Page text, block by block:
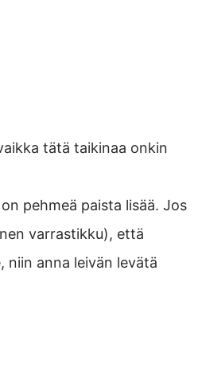
tätä taikinaa onkin
pehmeä paista lisää. Jos
varrastikku), että
niin anna leivän levätä